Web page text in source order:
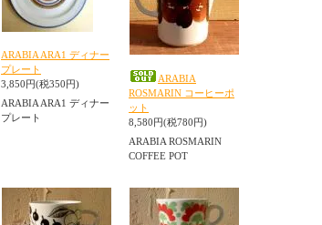
ARABIA ARA1 ディナー
プレート
3,850円(税350円)
ARABIA ARA1 ディナー
プレート
ARABIA
ROSMARIN コーヒーポ
ット
8,580円(税780円)
ARABIA ROSMARIN
COFFEE POT